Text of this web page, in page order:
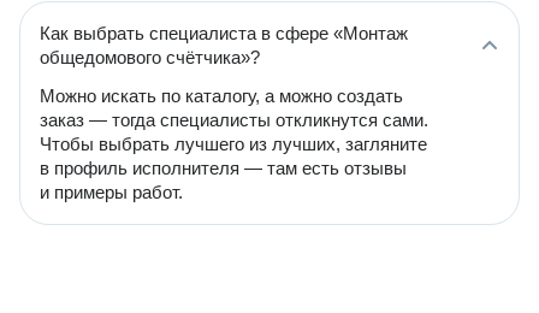
Как выбрать специалиста в сфере «Монтаж
общедомового счётчика»?
Можно искать по каталогу, а можно создать
заказ — тогда специалисты откликнутся сами.
Чтобы выбрать лучшего из лучших, загляните
в профиль исполнителя — там есть отзывы
и примеры работ.